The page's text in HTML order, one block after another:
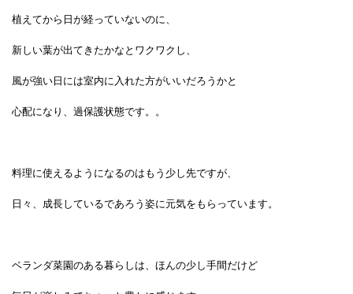
植えてから日が経っていないのに、
新しい葉が出てきたかなと ワクワクし、
風が強い日には室内に入れた方がいいだろうかと
心配になり、過保護状態です。。
料理に使えるようになるのはもう少し先ですが、
日々、成長しているであろう姿に元気をもらっています。
ベランダ菜園のある暮らしは、ほんの少し手間だけど